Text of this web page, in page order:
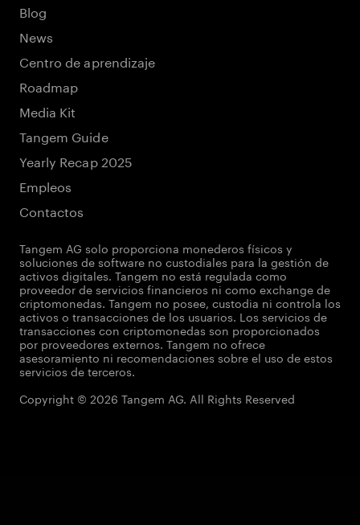
Blog
News
Centro de aprendizaje
Roadmap
Media Kit
Tangem Guide
Yearly Recap 2025
Empleos
Contactos
Tangem AG solo proporciona monederos físicos y
soluciones de software no custodiales para la gestión de
activos digitales. Tangem no está regulada como
proveedor de servicios financieros ni como exchange de
criptomonedas. Tangem no posee, custodia ni controla los
activos o transacciones de los usuarios. Los servicios de
transacciones con criptomonedas son proporcionados
por proveedores externos. Tangem no ofrece
asesoramiento ni recomendaciones sobre el uso de estos
servicios de terceros.